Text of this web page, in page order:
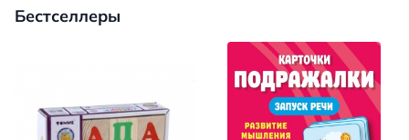
Бестселлеры